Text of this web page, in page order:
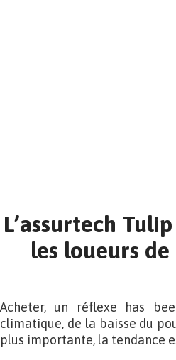
L’assurtech
les loueurs
Acheter, un réflexe has
climatique, de la baisse du
plus importante, la tendance